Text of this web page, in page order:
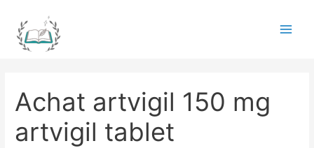
content
Achat artvigil 150 mg
artvigil tablet